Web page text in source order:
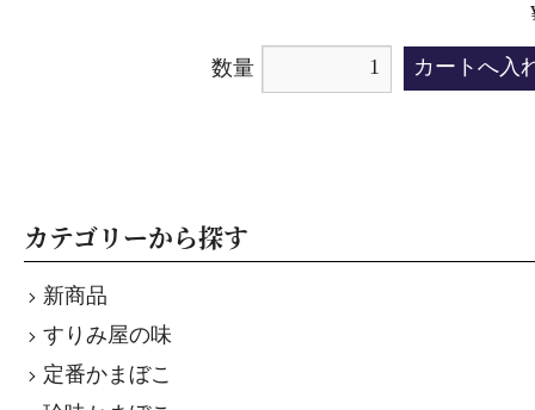
数量
カテゴリーから探す
新商品
すりみ屋の味
定番かまぼこ